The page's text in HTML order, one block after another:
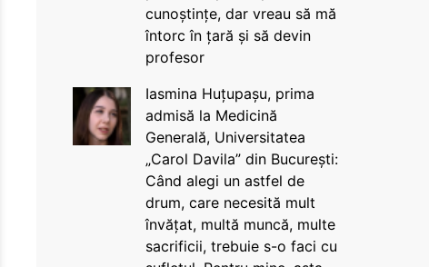
cunoștințe, dar vreau să mă
întorc în țară și să devin
profesor
Iasmina Huțupașu, prima
admisă la Medicină
Generală, Universitatea
„Carol Davila” din București:
Când alegi un astfel de
drum, care necesită mult
învățat, multă muncă, multe
sacrificii, trebuie s-o faci cu